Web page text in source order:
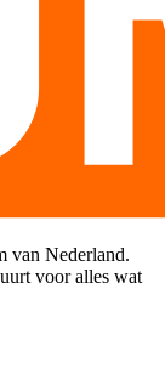
van Nederland.
voor alles wat